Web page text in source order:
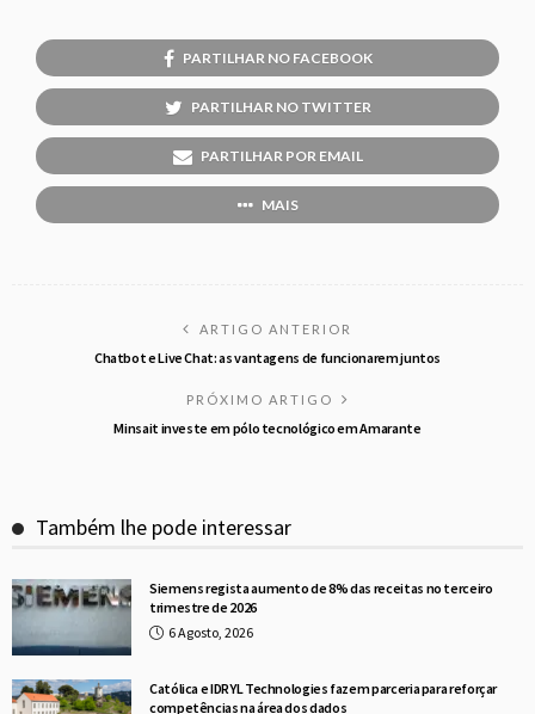
PARTILHAR NO FACEBOOK
PARTILHAR NO TWITTER
PARTILHAR POR EMAIL
MAIS
ARTIGO ANTERIOR
Chatbot e Live Chat: as vantagens de funcionarem juntos
PRÓXIMO ARTIGO
Minsait investe em pólo tecnológico em Amarante
Também lhe pode interessar
Siemens regista aumento de 8% das receitas no terceiro
trimestre de 2026
6 Agosto, 2026
Católica e IDRYL Technologies fazem parceria para reforçar
competências na área dos dados